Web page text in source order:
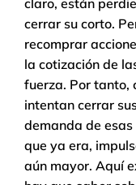
claro, están
cerrar su corto.
recomprar
la cotización de
fuerza. Por tanto,
intentan cerrar
demanda de
que ya era,
aún mayor. Aquí